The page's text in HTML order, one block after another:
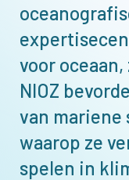
voor
NIOZ
van mariene
waarop ze
spelen in